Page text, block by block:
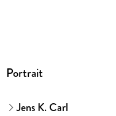
Portrait
Jens K. Carl